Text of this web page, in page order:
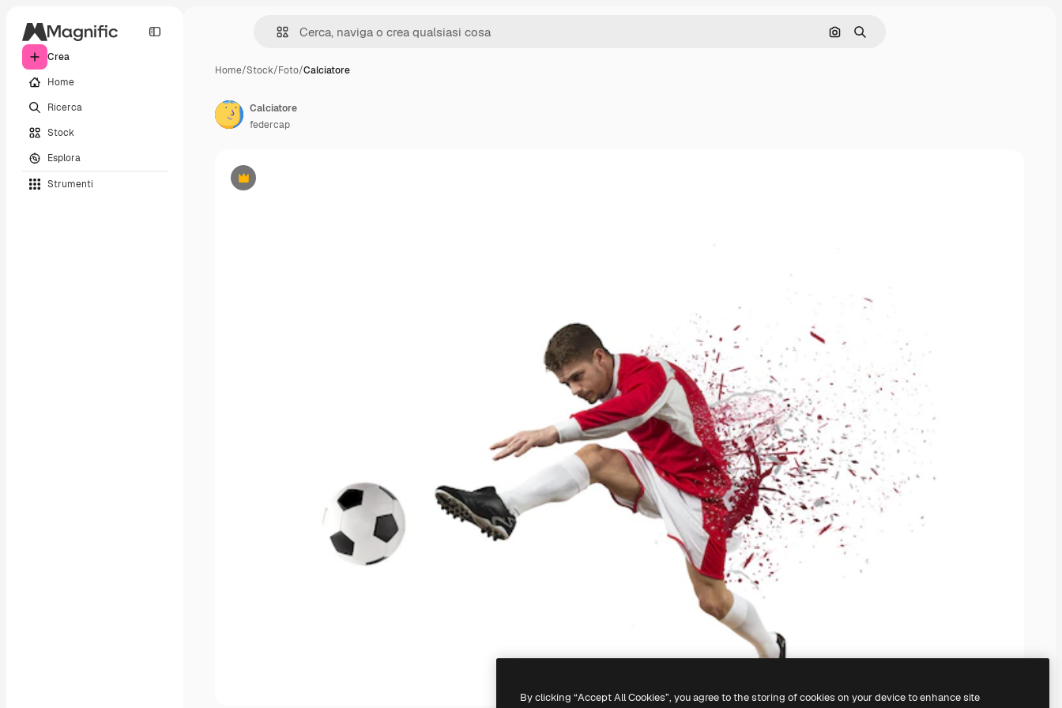
Crea
Home
Ricerca
Stock
Esplora
Strumenti
Cerca per immagine
Ricerca
Home/Stock/Foto/Calciatore
Premium
Calciatore
federcap
By clicking “Accept All Cookies”, you agree to the storing of cookies on your device to enhance site